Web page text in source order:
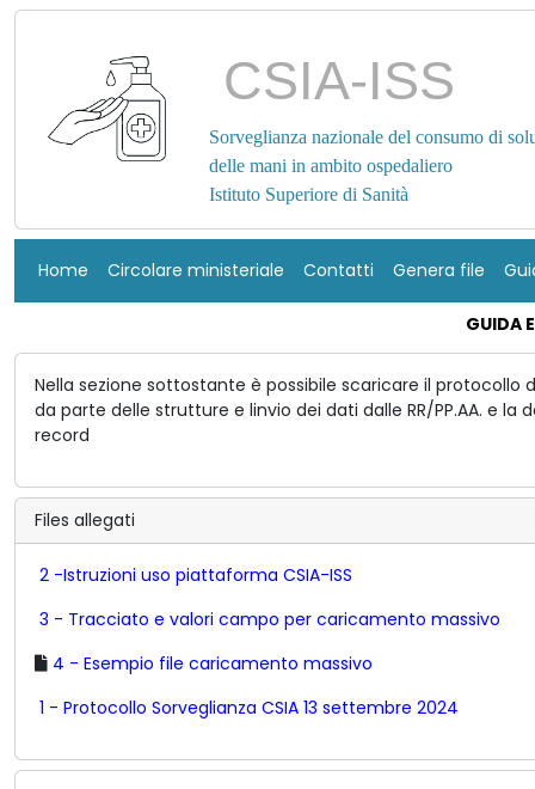
CSIA-ISS
Sorveglianza nazionale del consumo di
delle mani in ambito ospedaliero
Istituto Superiore di Sanità
Home Circolare ministeriale Contatti Genera file
GUIDA
Nella sezione sottostante è possibile scaricare il
da parte delle strutture e linvio dei dati dalle RR/PP.AA. e
record
Files allegati
2 -Istruzioni uso piattaforma CSIA-ISS
3 - Tracciato e valori campo per caricamento massivo
4 - Esempio file caricamento massivo
1 - Protocollo Sorveglianza CSIA 13 settembre 2024